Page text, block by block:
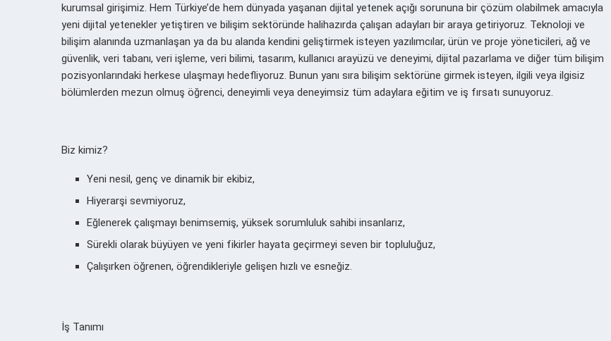
kurumsal girişimiz. Hem Türkiye’de hem dünyada yaşanan dijital yetenek açığı sorununa bir çözüm olabilmek amacıyla
yeni dijital yetenekler yetiştiren ve bilişim sektöründe halihazırda çalışan adayları bir araya getiriyoruz. Teknoloji ve
bilişim alanında uzmanlaşan ya da bu alanda kendini geliştirmek isteyen yazılımcılar, ürün ve proje yöneticileri, ağ ve
güvenlik, veri tabanı, veri işleme, veri bilimi, tasarım, kullanıcı arayüzü ve deneyimi, dijital pazarlama ve diğer tüm bilişim
pozisyonlarındaki herkese ulaşmayı hedefliyoruz. Bunun yanı sıra bilişim sektörüne girmek isteyen, ilgili veya ilgisiz
bölümlerden mezun olmuş öğrenci, deneyimli veya deneyimsiz tüm adaylara eğitim ve iş fırsatı sunuyoruz.
Biz kimiz?
Yeni nesil, genç ve dinamik bir ekibiz,
Hiyerarşi sevmiyoruz,
Eğlenerek çalışmayı benimsemiş, yüksek sorumluluk sahibi insanlarız,
Sürekli olarak büyüyen ve yeni fikirler hayata geçirmeyi seven bir topluluğuz,
Çalışırken öğrenen, öğrendikleriyle gelişen hızlı ve esneğiz.
İş Tanımı